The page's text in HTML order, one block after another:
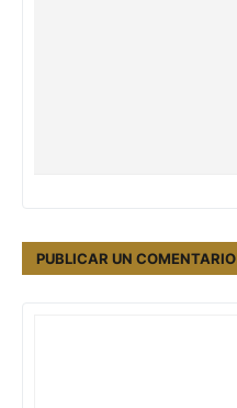
PUBLICAR UN COMENTARIO